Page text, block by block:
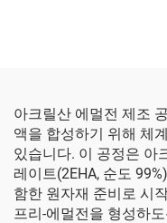
아크릴산 에멀전 제조
액을 합성하기 위해 체
있습니다. 이 공정은 아
레이트(2EHA, 순도
함한 원자재 준비로 시
프리-에멀전을 형성하